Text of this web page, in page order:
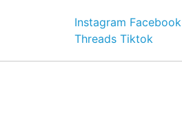
Instagram Facebook
Threads Tiktok